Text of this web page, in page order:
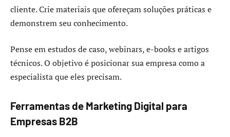
cliente. Crie materiais que ofereçam soluções práticas e
demonstrem seu conhecimento.
Pense em estudos de caso, webinars, e-books e artigos
técnicos. O objetivo é posicionar sua empresa como a
especialista que eles precisam.
Ferramentas de Marketing Digital para
Empresas B2B